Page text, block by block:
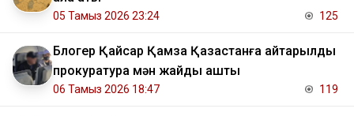
05 Тамыз 2026 23:24 125
Блогер Қайсар Қамза Қазақстанға қайтарылды
прокуратура мән жайды ашты
06 Тамыз 2026 18:47 119